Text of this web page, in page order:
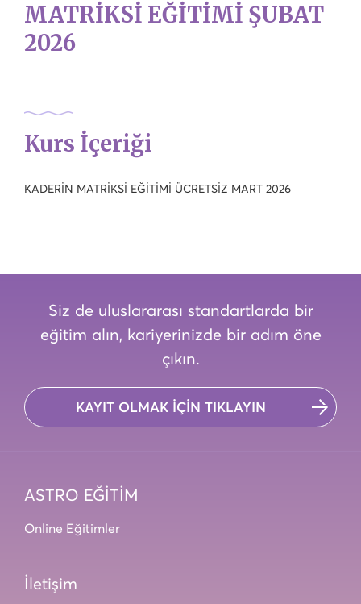
MATRİKSİ EĞİTİMİ ŞUBAT
2026
Kurs İçeriği
KADERİN MATRİKSİ EĞİTİMİ ÜCRETSİZ MART 2026
Siz de uluslararası standartlarda bir
eğitim alın, kariyerinizde bir adım öne
çıkın.
KAYIT OLMAK İÇİN TIKLAYIN
ASTRO EĞİTİM
Online Eğitimler
İletişim